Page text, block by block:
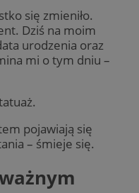
się zmieniło.
Dziś na moim
urodzenia oraz
mi o tym dniu –
pojawiają się
– śmieje się.